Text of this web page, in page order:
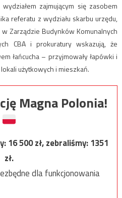
zajmującym się zasobem
referatu z wydziału skarbu urzędu,
Zarządzie Budynków Komunalnych
CBA i prokuratury wskazują, że
łańcucha – przyjmowały łapówki i
użytkowych i mieszkań.
Magna Polonia!
16 500zł, zebraliśmy:1351
zł.
dla funkcjonowania